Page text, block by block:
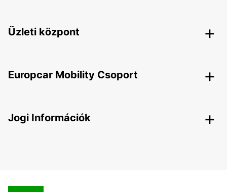
Üzleti központ
Europcar Mobility Csoport
Jogi Információk